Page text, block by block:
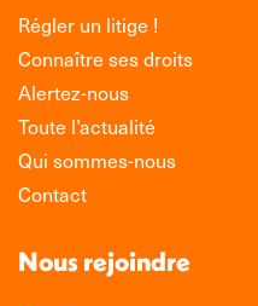
Régler un litige !
Connaître ses droits
Alertez-nous
Toute l’actualité
Qui sommes-nous
Contact
Nous rejoindre